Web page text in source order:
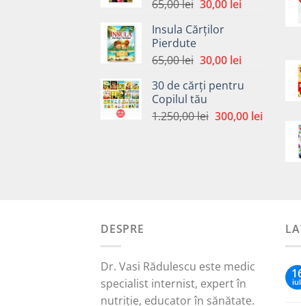
65,00lei Prețul
a
65,00 lei.
30,00 leiPrețul
Insula Cărților
Pierdute
65,00lei Prețul
a
fost:
65,00 lei.
30,00 leiPrețul
este:
30 de cărți pentru
Copilul tău
1.250,00lei Prețul
300,00 leiPrețul
300,00
DESPRE
Dr. Vasi Rădulescu este medic
specialist internist, expert în
nutriție, educator în sănătate.